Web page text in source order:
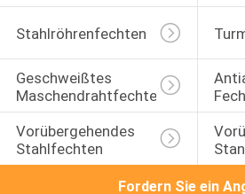
Stahlröhrenfechten
Geschweißtes
Maschendrahtfechten
Vorübergehendes
Stahlfechten
Fordern Sie ein